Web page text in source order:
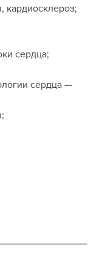
кардиосклероз;
сердца;
сердца —